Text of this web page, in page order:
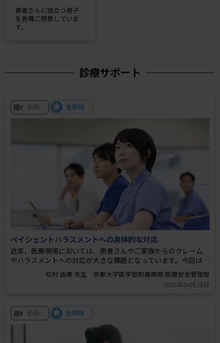
患者さんに役立つ冊子
を各種ご用意していま
す。
診療サポート
ペイシェントハラスメントへの具体的な対応
松村 由美 先生 京都大学医学部附属病院 医療安全管理部
近年、医療現場においては、患者さんやご家族からのクレーム
やハラスメントへの対応が大きな課題となっています。今回はハ
ラスメントへの二次予防（発生時の早期対応）に焦点を当て、具
体的な事例を通してハラスメントに該当するポイントを整理す
るとともに、現場で求められる対応について解説します。
動画 全領域
2026年04月28日
動画 全領域